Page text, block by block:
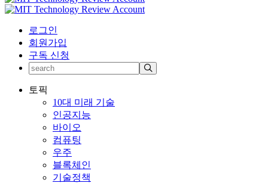
로그인
회원가입
구독 신청
토픽
10대 미래 기술
인공지능
바이오
컴퓨팅
우주
블록체인
기술정책